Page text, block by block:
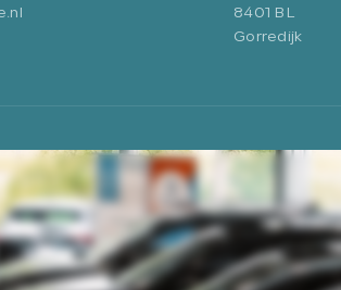
8401 BL
Gorredijk